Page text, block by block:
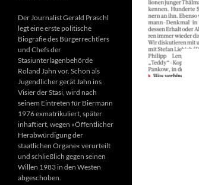
Der Journalist Gerald Praschl
legt eine erste politische
Biografie des Bürgerrechtlers
und Chefs der
Stasiunterlagenbehörde
Roland Jahn vor. Schon als
Jugendlicher gerät Jahn ins
Visier der Stasi, wird nach
seinem Eintreten für Biermann
1976 exmatrikuliert, später
inhaftiert, wegen »Öffentlicher
Herabwürdigung der
staatlichen Organe« verurteilt
und schließlich gegen seinen
Willen 1983 in den Westen
abgeschoben.